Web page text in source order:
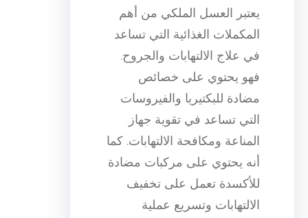
يعتبر العسل الملكي من أهم
المكملات الغذائية التي تساعد
في علاج الالتهابات والجروح.
فهو يحتوي على خصائص
مضادة للبكتيريا والفيروسات
التي تساعد في تقوية جهاز
المناعة ومكافحة الالتهابات. كما
أنه يحتوي على مركبات مضادة
للأكسدة تعمل على تخفيف
الالتهابات وتسريع عملية